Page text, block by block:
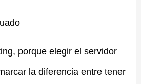
porque elegir el servidor
la diferencia entre tener